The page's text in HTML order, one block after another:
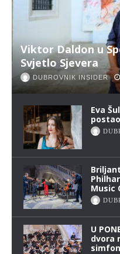
Viktor Daldon u
Svjetlo Sjevera
DUBROVNIK INSIDER
Eva
Music
U
dvora